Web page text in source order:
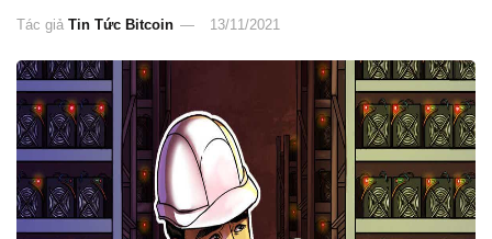
Tác giả Tin Tức Bitcoin 13/11/2021